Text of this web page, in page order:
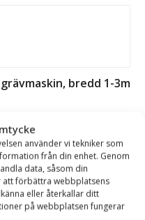
använder vi tekniker som
från din enhet. Genom
data, såsom din
förbättra webbplatsens
eller återkallar ditt
på webbplatsen fungerar
bredd 1-3m